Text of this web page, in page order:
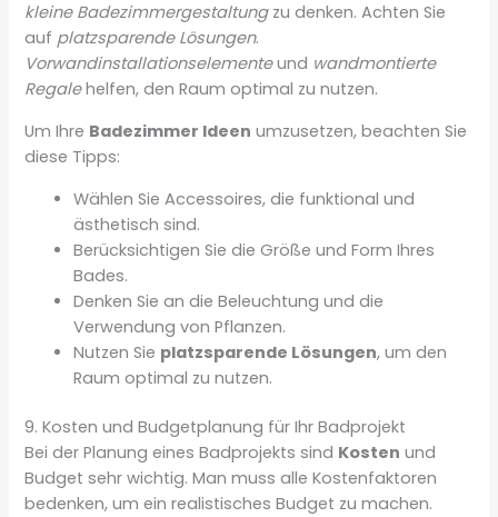
kleine Badezimmergestaltungzu denken. Achten Sie
auf platzsparende Lösungen.
Vorwandinstallationselementeund wandmontierte
Regalehelfen, den Raum optimal zu nutzen.
Um Ihre Badezimmer Ideen umzusetzen, beachten Sie
diese Tipps:
Wählen Sie Accessoires, die funktional und
ästhetisch sind.
Berücksichtigen Sie die Größe und Form Ihres
Bades.
Denken Sie an die Beleuchtung und die
Verwendung von Pflanzen.
Nutzen Sie platzsparende Lösungen, um den
Raum optimal zu nutzen.
9. Kosten und Budgetplanung für Ihr Badprojekt
Bei der Planung eines Badprojekts sind Kosten und
Budget sehr wichtig. Man muss alle Kostenfaktoren
bedenken, um ein realistisches Budget zu machen.